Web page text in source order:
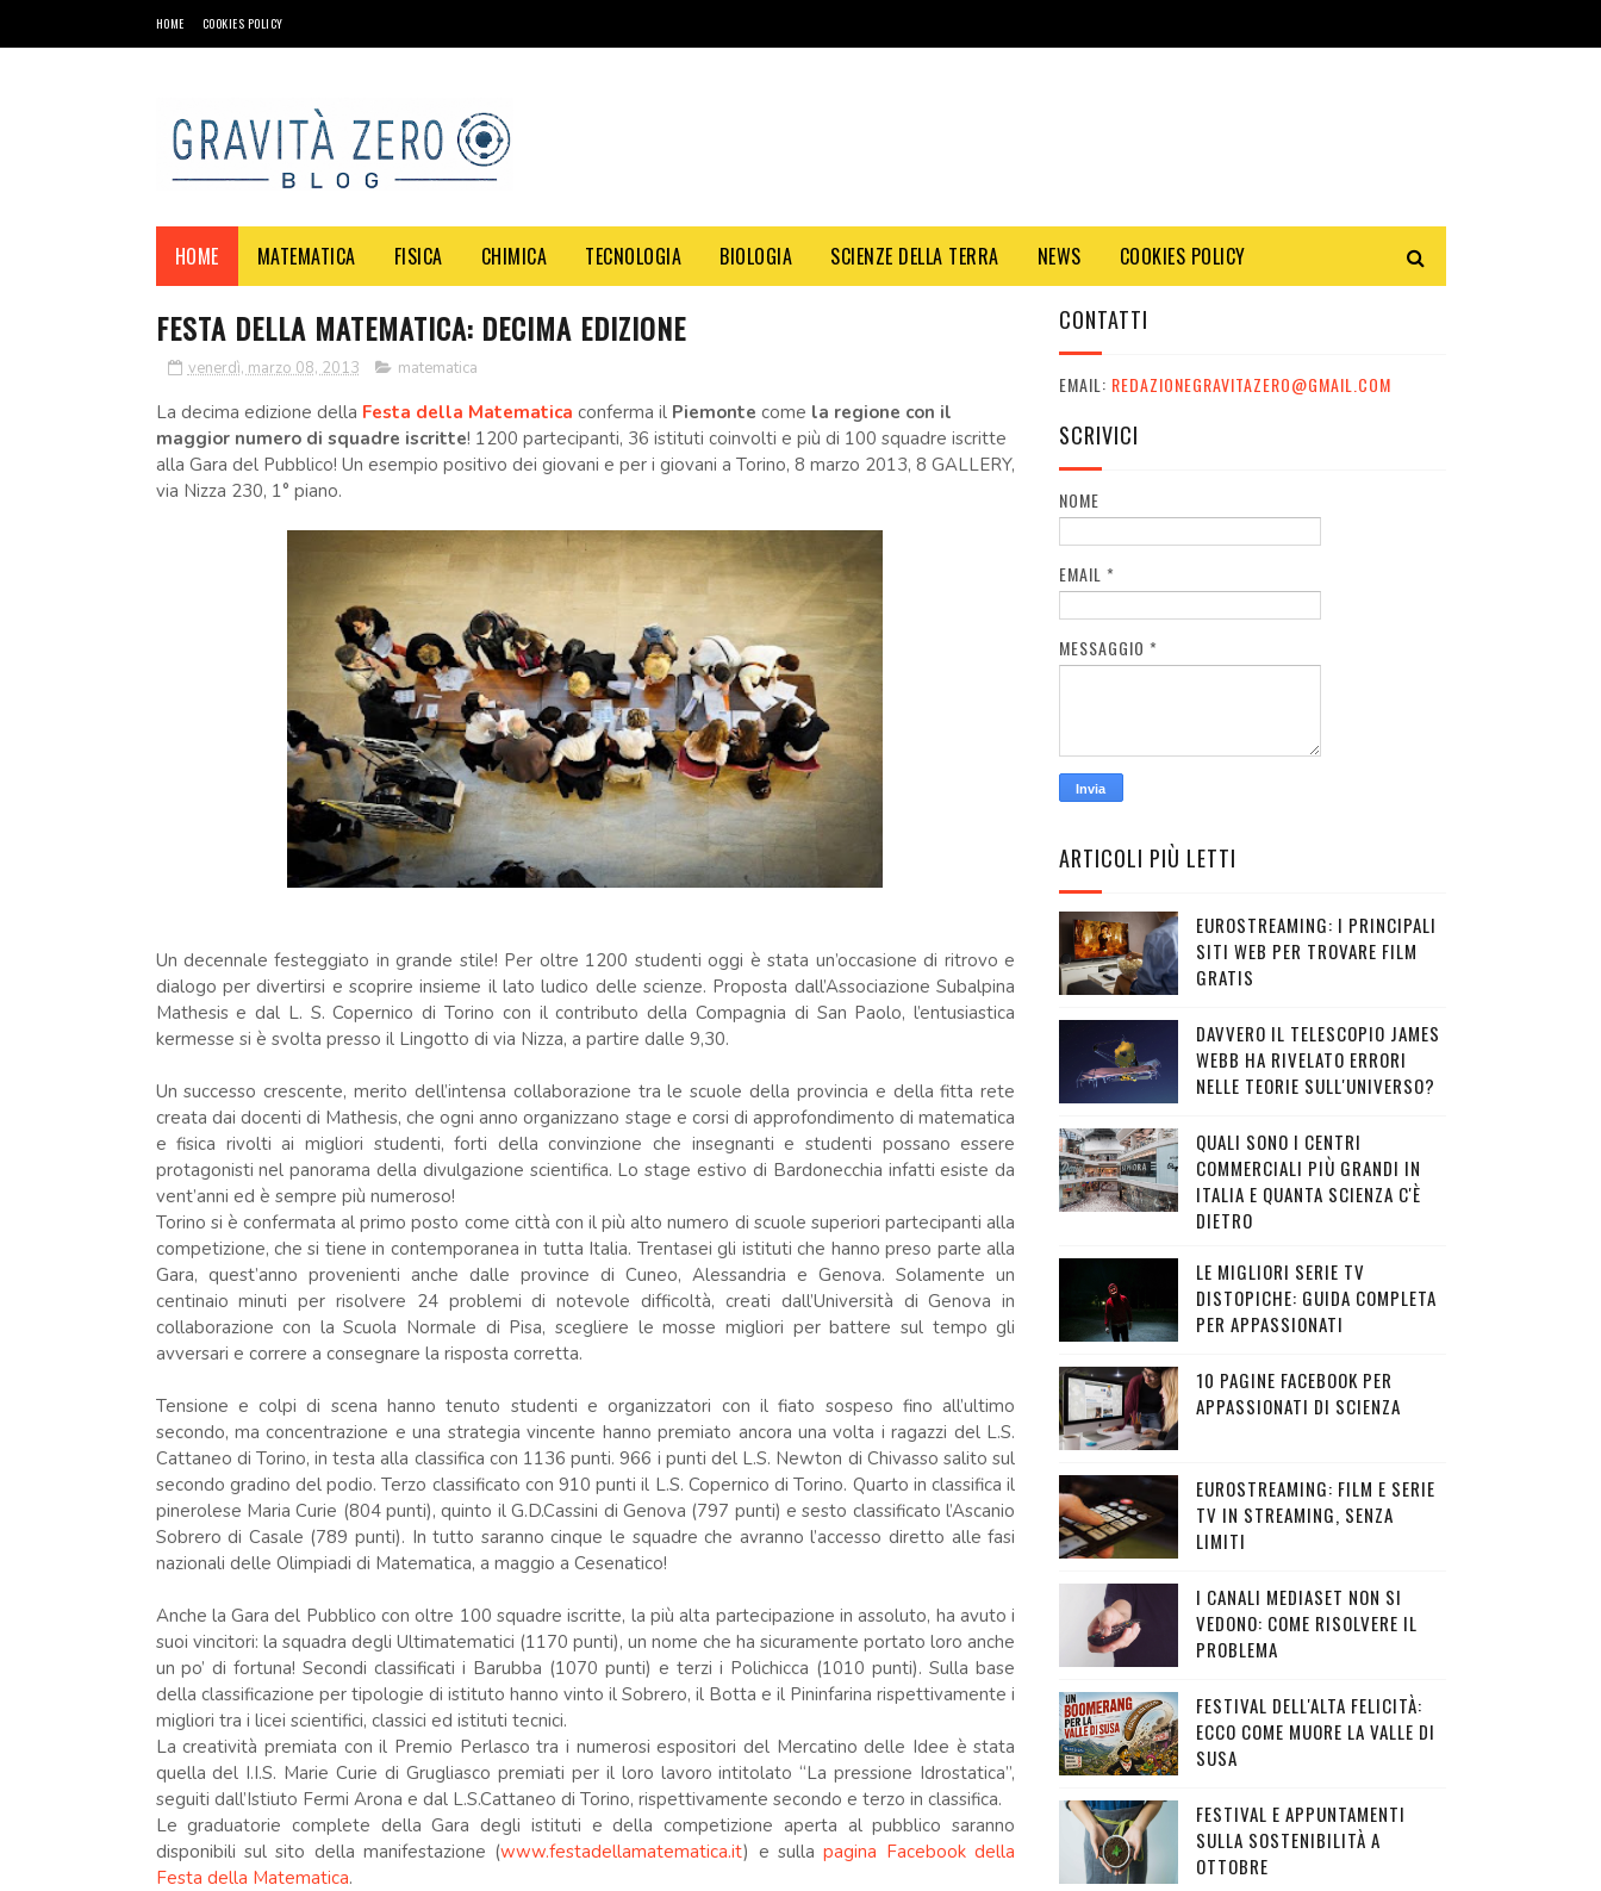
HOME COOKIES POLICY
HOME MATEMATICA FISICA CHIMICA TECNOLOGIA BIOLOGIA SCIENZE DELLA TERRA NEWS COOKIES POLICY
FESTA DELLA MATEMATICA: DECIMA EDIZIONE
venerdì, marzo 08, 2013 matematica
La decima edizione della Festa della Matematica conferma il Piemonte come la regione con il
maggior numero di squadre iscritte! 1200 partecipanti, 36 istituti coinvolti e più di 100 squadre iscritte
alla Gara del Pubblico! Un esempio positivo dei giovani e per i giovani a Torino, 8 marzo 2013, 8 GALLERY,
via Nizza 230, 1° piano.
Un decennale festeggiato in grande stile! Per oltre 1200 studenti oggi è stata un’occasione di ritrovo e
dialogo per divertirsi e scoprire insieme il lato ludico delle scienze. Proposta dall’Associazione Subalpina
Mathesis e dal L. S. Copernico di Torino con il contributo della Compagnia di San Paolo, l’entusiastica
kermesse si è svolta presso il Lingotto di via Nizza, a partire dalle 9,30.
Un successo crescente, merito dell’intensa collaborazione tra le scuole della provincia e della fitta rete
creata dai docenti di Mathesis, che ogni anno organizzano stage e corsi di approfondimento di matematica
e fisica rivolti ai migliori studenti, forti della convinzione che insegnanti e studenti possano essere
protagonisti nel panorama della divulgazione scientifica. Lo stage estivo di Bardonecchia infatti esiste da
vent’anni ed è sempre più numeroso!
Torino si è confermata al primo posto come città con il più alto numero di scuole superiori partecipanti alla
competizione, che si tiene in contemporanea in tutta Italia. Trentasei gli istituti che hanno preso parte alla
Gara, quest’anno provenienti anche dalle province di Cuneo, Alessandria e Genova. Solamente un
centinaio minuti per risolvere 24 problemi di notevole difficoltà, creati dall’Università di Genova in
collaborazione con la Scuola Normale di Pisa, scegliere le mosse migliori per battere sul tempo gli
avversari e correre a consegnare la risposta corretta.
Tensione e colpi di scena hanno tenuto studenti e organizzatori con il fiato sospeso fino all’ultimo
secondo, ma concentrazione e una strategia vincente hanno premiato ancora una volta i ragazzi del L.S.
Cattaneo di Torino, in testa alla classifica con 1136 punti. 966 i punti del L.S. Newton di Chivasso salito sul
secondo gradino del podio. Terzo classificato con 910 punti il L.S. Copernico di Torino. Quarto in classifica il
pinerolese Maria Curie (804 punti), quinto il G.D.Cassini di Genova (797 punti) e sesto classificato l’Ascanio
Sobrero di Casale (789 punti). In tutto saranno cinque le squadre che avranno l’accesso diretto alle fasi
nazionali delle Olimpiadi di Matematica, a maggio a Cesenatico!
Anche la Gara del Pubblico con oltre 100 squadre iscritte, la più alta partecipazione in assoluto, ha avuto i
suoi vincitori: la squadra degli Ultimatematici (1170 punti), un nome che ha sicuramente portato loro anche
un po’ di fortuna! Secondi classificati i Barubba (1070 punti) e terzi i Polichicca (1010 punti). Sulla base
della classificazione per tipologie di istituto hanno vinto il Sobrero, il Botta e il Pininfarina rispettivamente i
migliori tra i licei scientifici, classici ed istituti tecnici.
La creatività premiata con il Premio Perlasco tra i numerosi espositori del Mercatino delle Idee è stata
quella del I.I.S. Marie Curie di Grugliasco premiati per il loro lavoro intitolato “La pressione Idrostatica”,
seguiti dall’Istiuto Fermi Arona e dal L.S.Cattaneo di Torino, rispettivamente secondo e terzo in classifica.
Le graduatorie complete della Gara degli istituti e della competizione aperta al pubblico saranno
disponibili sul sito della manifestazione (www.festadellamatematica.it) e sullapagina Facebook della
Festa della Matematica.
CONTATTI
EMAIL: REDAZIONEGRAVITAZERO@GMAIL.COM
SCRIVICI
NOME
EMAIL *
MESSAGGIO *
ARTICOLI PIÙ LETTI
EUROSTREAMING: I PRINCIPALI
SITI WEB PER TROVARE FILM
GRATIS
DAVVERO IL TELESCOPIO JAMES
WEBB HA RIVELATO ERRORI
NELLE TEORIE SULL'UNIVERSO?
QUALI SONO I CENTRI
COMMERCIALI PIÙ GRANDI IN
ITALIA E QUANTA SCIENZA C'È
DIETRO
LE MIGLIORI SERIE TV
DISTOPICHE: GUIDA COMPLETA
PER APPASSIONATI
10 PAGINE FACEBOOK PER
APPASSIONATI DI SCIENZA
EUROSTREAMING: FILM E SERIE
TV IN STREAMING, SENZA
LIMITI
I CANALI MEDIASET NON SI
VEDONO: COME RISOLVERE IL
PROBLEMA
FESTIVAL DELL'ALTA FELICITÀ:
ECCO COME MUORE LA VALLE DI
SUSA
FESTIVAL E APPUNTAMENTI
SULLA SOSTENIBILITÀ A
OTTOBRE